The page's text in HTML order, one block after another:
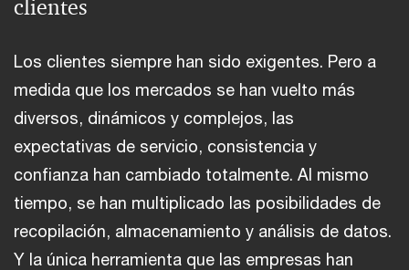
clientes
Los clientes siempre han sido exigentes. Pero a
medida que los mercados se han vuelto más
diversos, dinámicos y complejos, las
expectativas de servicio, consistencia y
confianza han cambiado totalmente. Al mismo
tiempo, se han multiplicado las posibilidades de
recopilación, almacenamiento y análisis de datos.
Y la única herramienta que las empresas han